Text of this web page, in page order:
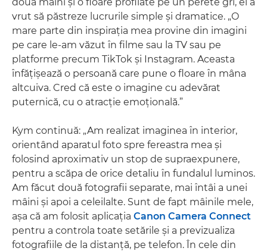
vrut să păstreze lucrurile simple şi dramatice. „O
mare parte din inspiraţia mea provine din imagini
pe care le-am văzut în filme sau la TV sau pe
platforme precum TikTok şi Instagram. Aceasta
înfăţişează o persoană care pune o floare în mâna
altcuiva. Cred că este o imagine cu adevărat
puternică, cu o atracţie emoţională.”
Kym continuă: „Am realizat imaginea în interior,
orientând aparatul foto spre fereastra mea şi
folosind aproximativ un stop de supraexpunere,
pentru a scăpa de orice detaliu în fundalul luminos.
Am făcut două fotografii separate, mai întâi a unei
mâini şi apoi a celeilalte. Sunt de fapt mâinile mele,
aşa că am folosit aplicaţia Canon Camera Connect
pentru a controla toate setările şi a previzualiza
fotografiile de la distanţă, pe telefon. În cele din